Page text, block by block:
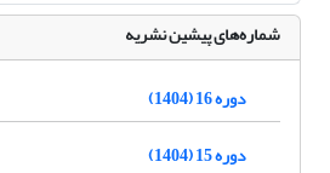
شماره‌های پیشین نشریه
دوره 16 (1404)
دوره 15 (1404)